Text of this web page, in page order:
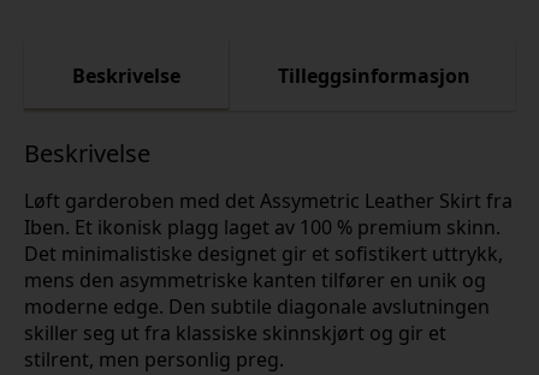
Beskrivelse Tilleggsinformasjon
Beskrivelse
Løft garderoben med det Assymetric Leather Skirt fra
Iben. Et ikonisk plagg laget av 100 % premium skinn.
Det minimalistiske designet gir et sofistikert uttrykk,
mens den asymmetriske kanten tilfører en unik og
moderne edge. Den subtile diagonale avslutningen
skiller seg ut fra klassiske skinnskjørt og gir et
stilrent, men personlig preg.